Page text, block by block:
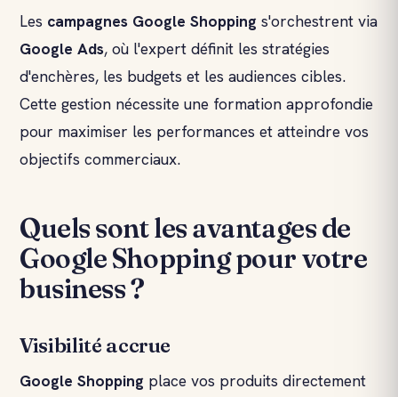
Les campagnes Google Shopping s'orchestrent via
Google Ads, où l'expert définit les stratégies
d'enchères, les budgets et les audiences cibles.
Cette gestion nécessite une formation approfondie
pour maximiser les performances et atteindre vos
objectifs commerciaux.
Quels sont les avantages de
Google Shopping pour votre
business ?
Visibilité accrue
Google Shopping place vos produits directement